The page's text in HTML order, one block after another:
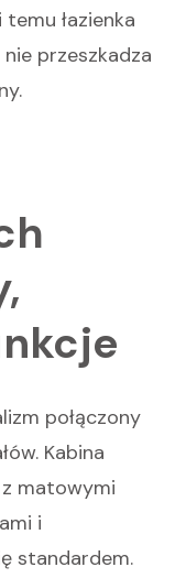
temu łazienka
przeszkadza
połączony
Kabina
z matowymi
i
standardem.